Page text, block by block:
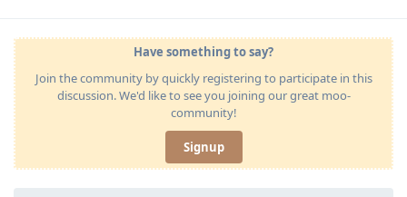
Have something to say?
Join the community by quickly registering to participate in this
discussion. We'd like to see you joining our great moo-
community!
Signup